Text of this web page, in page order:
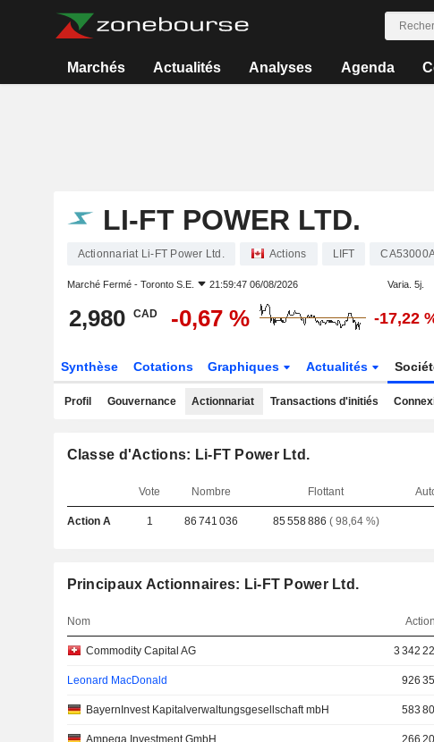
Marchés Actualités Analyses Agenda
LI-FT POWER LTD.
Actionnariat Li-FT Power Ltd. Actions LIFT
Marché Fermé - Toronto S.E. 21:59:47 06/08/2026 Varia. 5j.
2,980 CAD -0,67 % -17,22
Synthèse Cotations Graphiques Actualités
Profil Gouvernance Actionnariat Transactions d'initiés
Classe d'Actions: Li-FT Power Ltd.
Vote Nombre Flottant
Action A 1 86 741 036 85 558 886 ( 98,64 %)
Principaux Actionnaires: Li-FT Power Ltd.
Nom
Commodity Capital AG 3 342
Leonard MacDonald 926
BayernInvest Kapitalverwaltungsgesellschaft mbH 583
Ampega Investment GmbH 266